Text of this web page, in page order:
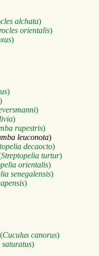
alchata)
orientalis)
)
)
)
)
)
rupestris)
leuconota)
decaocto)
Streptopelia turtur)
orientalis)
senegalensis)
)
Cuculus canorus)
saturatus)